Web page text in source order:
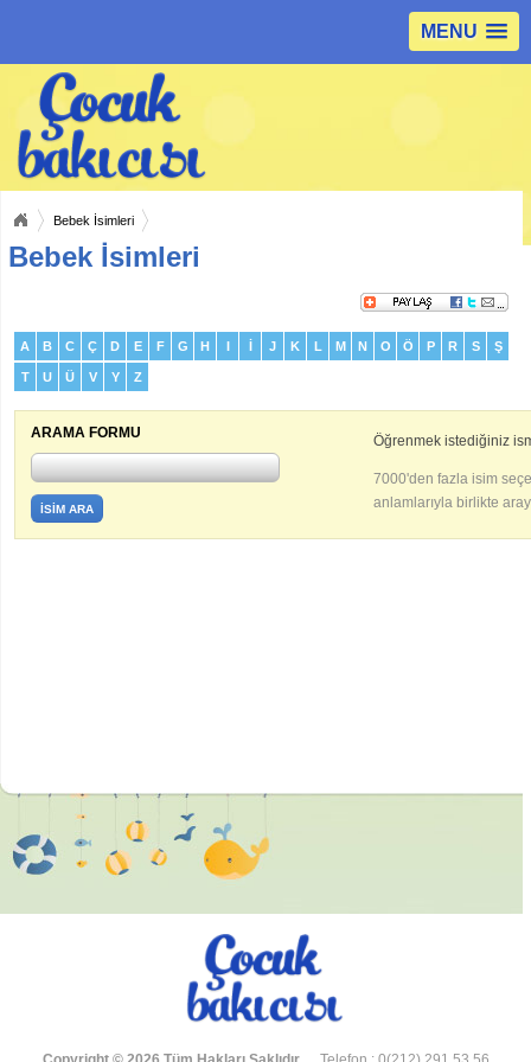
MENU
Bebek İsimleri
Bebek İsimleri
A B C Ç D E F G H I İ J K L M N O Ö P R S Ş
T U Ü V Y Z
ARAMA FORMU Öğrenmek istediğiniz
7000'den fazla isim
anlamlarıyla birlikte